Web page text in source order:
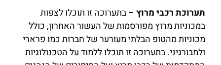
תערוכת רכבי מרוץ – בתערוכה זו תוכלו לצפות
במכוניות מרוץ מפורסמות של העשור האחרון, כולל
מכוניות מהטופ הבלתי מעורער של חברות כמו פרארי
ולמבורגיני. בתערוכה זו תוכלו ללמוד על הטכנולוגיות